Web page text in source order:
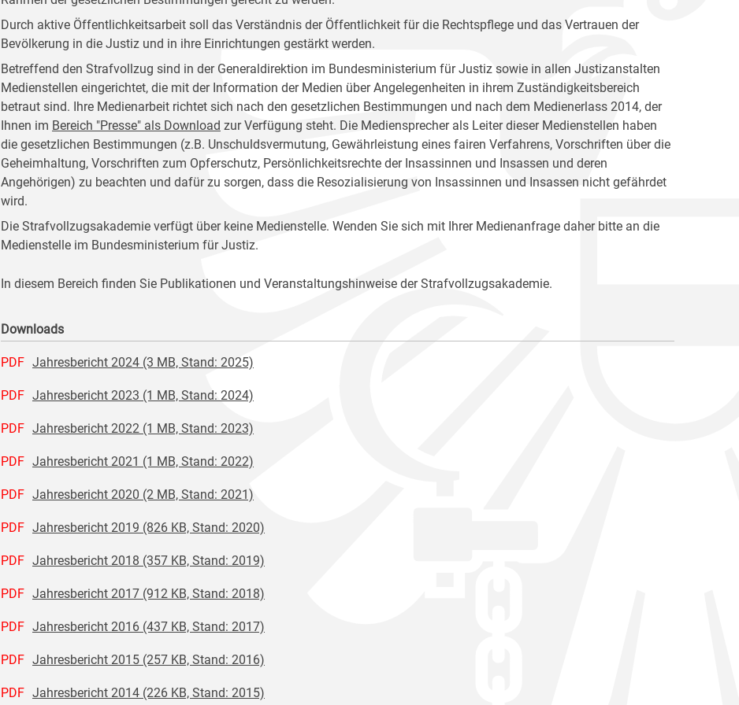
Durch aktive Öffentlichkeitsarbeit soll das Verständnis der Öffentlichkeit für die Rechtspflege und das Vertrauen der
Bevölkerung in die Justiz und in ihre Einrichtungen gestärkt werden.
Betreffend den Strafvollzug sind in der Generaldirektion im Bundesministerium für Justiz sowie in allen Justizanstalten
Medienstellen eingerichtet, die mit der Information der Medien über Angelegenheiten in ihrem Zuständigkeitsbereich
betraut sind. Ihre Medienarbeit richtet sich nach den gesetzlichen Bestimmungen und nach dem Medienerlass 2014, der
Ihnen im Bereich "Presse" als Download zur Verfügung steht. Die Mediensprecher als Leiter dieser Medienstellen haben
die gesetzlichen Bestimmungen (z.B. Unschuldsvermutung, Gewährleistung eines fairen Verfahrens, Vorschriften über die
Geheimhaltung, Vorschriften zum Opferschutz, Persönlichkeitsrechte der Insassinnen und Insassen und deren
Angehörigen) zu beachten und dafür zu sorgen, dass die Resozialisierung von Insassinnen und Insassen nicht gefährdet
wird.
Die Strafvollzugsakademie verfügt über keine Medienstelle. Wenden Sie sich mit Ihrer Medienanfrage daher bitte an die
Medienstelle im Bundesministerium für Justiz.
In diesem Bereich finden Sie Publikationen und Veranstaltungshinweise der Strafvollzugsakademie.
Downloads
PDF Jahresbericht 2024 (3 MB, Stand: 2025)
PDF Jahresbericht 2023 (1 MB, Stand: 2024)
PDF Jahresbericht 2022 (1 MB, Stand: 2023)
PDF Jahresbericht 2021 (1 MB, Stand: 2022)
PDF Jahresbericht 2020 (2 MB, Stand: 2021)
PDF Jahresbericht 2019 (826 KB, Stand: 2020)
PDF Jahresbericht 2018 (357 KB, Stand: 2019)
PDF Jahresbericht 2017 (912 KB, Stand: 2018)
PDF Jahresbericht 2016 (437 KB, Stand: 2017)
PDF Jahresbericht 2015 (257 KB, Stand: 2016)
PDF Jahresbericht 2014 (226 KB, Stand: 2015)